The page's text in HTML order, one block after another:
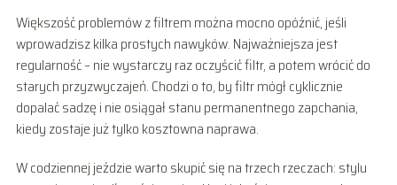
Większość problemów z filtrem można mocno opóźnić, jeśli
wprowadzisz kilka prostych nawyków. Najważniejsza jest
regularność – nie wystarczy raz oczyścić filtr, a potem wrócić do
starych przyzwyczajeń. Chodzi o to, by filtr mógł cyklicznie
dopalać sadzę i nie osiągał stanu permanentnego zapchania,
kiedy zostaje już tylko kosztowna naprawa.
W codziennej jeździe warto skupić się na trzech rzeczach: stylu